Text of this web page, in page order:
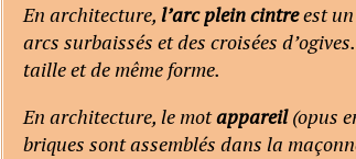
En architecture, l’arc plein cintreest un
arcs surbaissés et des croisées
taille et de même forme.
En architecture, le motappareil(opus
briques sont assemblés dans la